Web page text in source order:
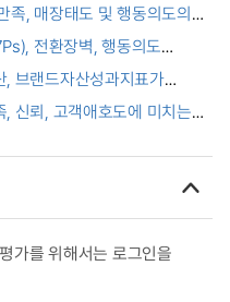
for Local Residents of
and Marketing Mix
족, 매장태도 및 행동의도의
Store Attitude
Comparison Between
전환장벽, 행동의도
Marketing(7Ps), Mix of
Effects, and
브랜드자산성과지표가
신뢰, 고객애호도에 미치는
가를 위해서는 로그인을